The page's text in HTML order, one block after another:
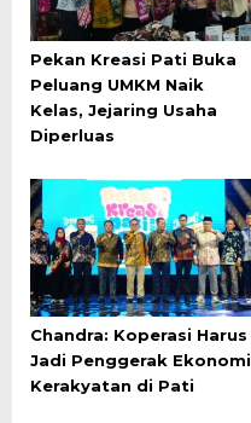
Pekan Kreasi Pati Buka
Peluang UMKM Naik
Kelas, Jejaring Usaha
Diperluas
Chandra: Koperasi Harus
Jadi Penggerak Ekonomi
Kerakyatan di Pati